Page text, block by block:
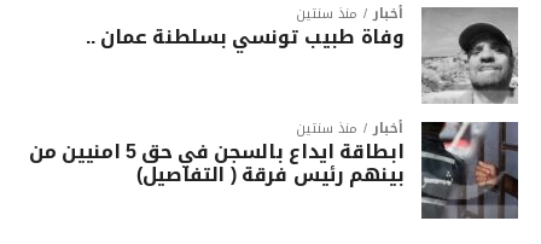
أخبار منذ سنتين
وفاة طبيب تونسي بسلطنة عمان ..
أخبار منذ سنتين
ابطاقة ايداع بالسجن في حق 5 امنيين من
بينهم رئيس فرقة ( التفاصيل)